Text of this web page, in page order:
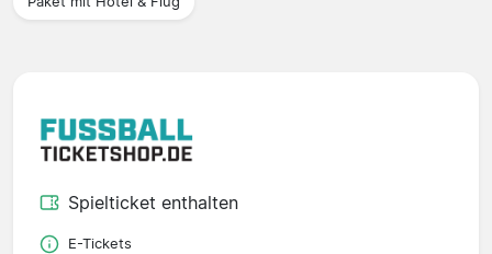
Spielticket enthalten
E-Tickets